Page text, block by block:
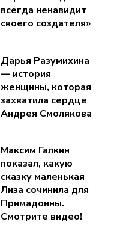
всегда ненавидит
своего создателя»
Дарья Разумихина
— история
женщины, которая
захватила сердце
Андрея Смолякова
Максим Галкин
показал, какую
сказку маленькая
Лиза сочинила для
Примадонны.
Смотрите видео!